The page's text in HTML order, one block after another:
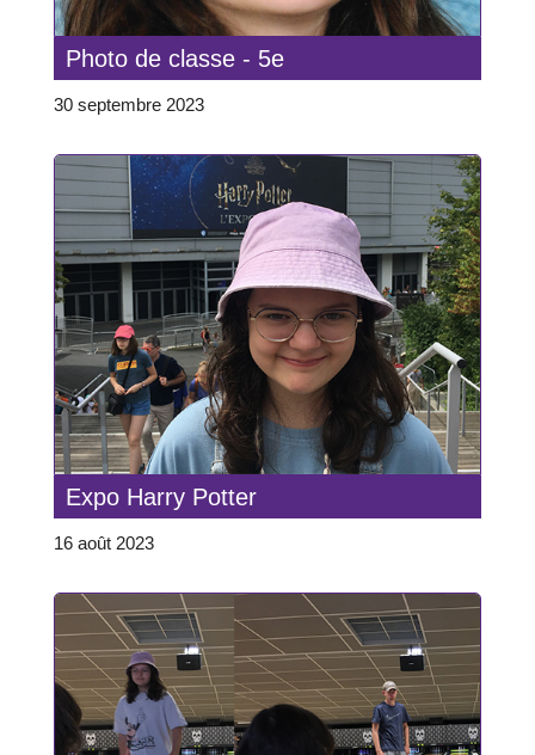
Photo de classe - 5e
30 septembre 2023
Expo Harry Potter
16 août 2023